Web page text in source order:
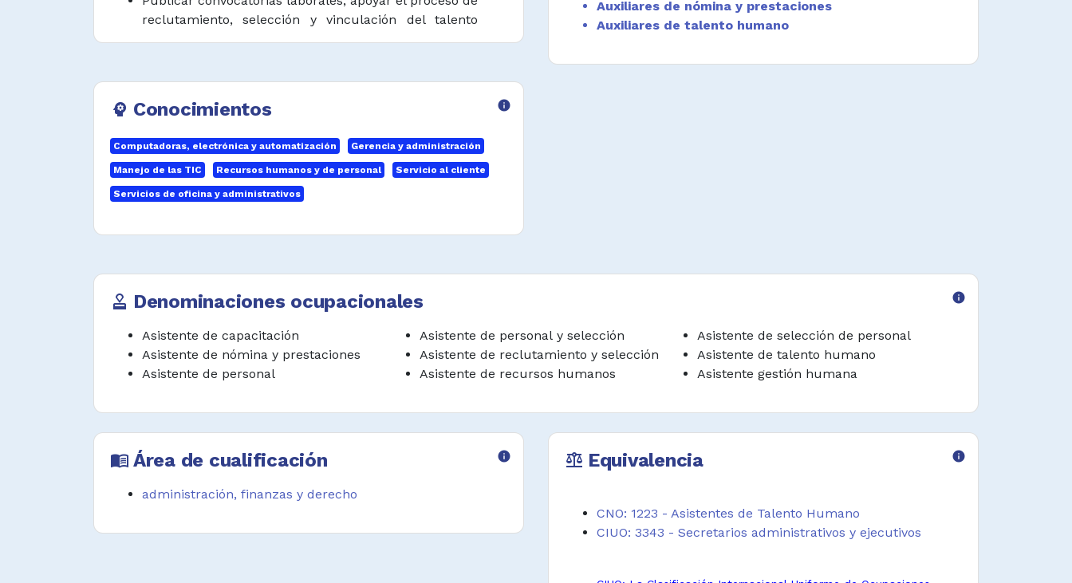
reclutamiento, selección y vinculación del talento
humano según políticas y procedimientos
correspondientes a la gestión del talento humano.
Apoyar la generación de nómina según normativa y
políticas organizacionales.
Brindar información relacionada con los procesos de
psychology Conocimientos info
Computadoras, electrónica y automatización Gerencia y administración
Manejo de las TIC Recursos humanos y de personal Servicio al cliente
Servicios de oficina y administrativos
Auxiliares de nómina y prestaciones
Auxiliares de talento humano
approval Denominaciones ocupacionales info
Asistente de capacitación
Asistente de nómina y prestaciones
Asistente de personal
Asistente de personal y selección
Asistente de reclutamiento y selección
Asistente de recursos humanos
Asistente de selección de personal
Asistente de talento humano
Asistente gestión humana
menu_book Área de cualificación info
administración, finanzas y derecho
balance Equivalencia info
CNO: 1223 - Asistentes de Talento Humano
CIUO: 3343 - Secretarios administrativos y ejecutivos